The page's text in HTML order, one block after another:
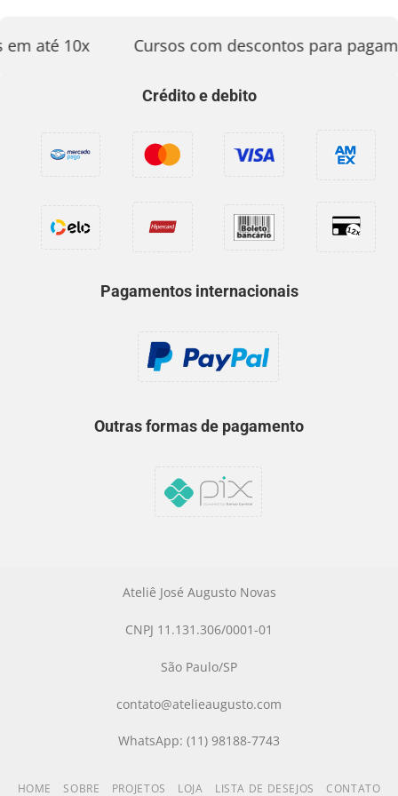
até 10x Cursos com descontos para
Crédito e debito
Pagamentos internacionais
Outras formas de pagamento
Ateliê José Augusto Novas
CNPJ 11.131.306/0001-01
São Paulo/SP
contato@atelieaugusto.com
WhatsApp: (11) 98188-7743
HOME SOBRE PROJETOS LOJA LISTA DE DESEJOS CONTATO